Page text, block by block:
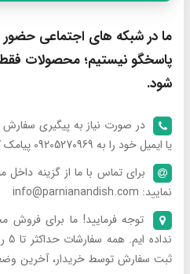
ما در شبکه های اجتماعی حضور
پاسخگو نیستیم؛ محصولات
شود.
یا ایمیل خود را به 09205270969 پیامک کنید.
برای تماس با ما از گزینه داخل
نمایید: info@parnianandish.com
توجه فرمایید! ما برای فروش
ثبت سفارش توسط خریدار،